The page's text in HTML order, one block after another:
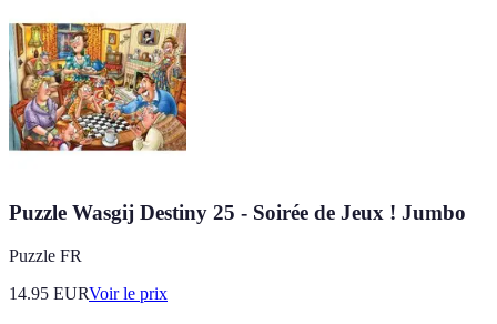
Puzzle Wasgij Destiny 25 - Soirée de Jeux ! Jumbo
Puzzle FR
14.95 EURVoir le prix